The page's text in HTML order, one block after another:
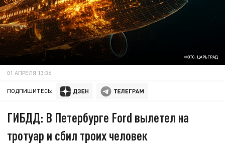
ФОТО: ЦАРЬГРАД
01 АПРЕЛЯ 13:36
ПОДПИШИТЕСЬ:
ГИБДД: В Петербурге Ford вылетел на
тротуар и сбил троих человек